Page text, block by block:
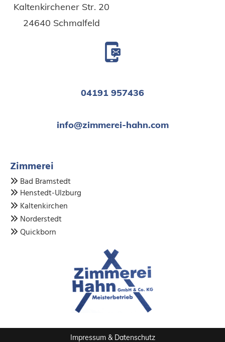
Kaltenkirchener Str. 20
24640 Schmalfeld
04191 957436
info@zimmerei-hahn.com
Zimmerei
 Bad Bramstedt
 Henstedt-Ulzburg
 Kaltenkirchen
 Norderstedt
 Quickborn
Impressum& Datenschutz